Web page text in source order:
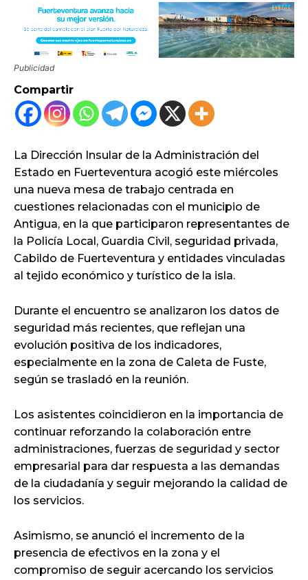
Publicidad
Compartir
La Dirección Insular de la Administración del
Estado en Fuerteventura acogió este miércoles
una nueva mesa de trabajo centrada en
cuestiones relacionadas con el municipio de
Antigua, en la que participaron representantes de
la Policía Local, Guardia Civil, seguridad privada,
Cabildo de Fuerteventura y entidades vinculadas
al tejido económico y turístico de la isla.
Durante el encuentro se analizaron los datos de
seguridad más recientes, que reflejan una
evolución positiva de los indicadores,
especialmente en la zona de Caleta de Fuste,
según se trasladó en la reunión.
Los asistentes coincidieron en la importancia de
continuar reforzando la colaboración entre
administraciones, fuerzas de seguridad y sector
empresarial para dar respuesta a las demandas
de la ciudadanía y seguir mejorando la calidad de
los servicios.
Asimismo, se anunció el incremento de la
presencia de efectivos en la zona y el
compromiso de seguir acercando los servicios